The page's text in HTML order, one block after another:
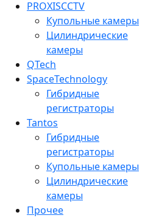
PROXISCCTV
Купольные камеры
Цилиндрические
камеры
QTech
SpaceTechnology
Гибридные
регистраторы
Tantos
Гибридные
регистраторы
Купольные камеры
Цилиндрические
камеры
Прочее